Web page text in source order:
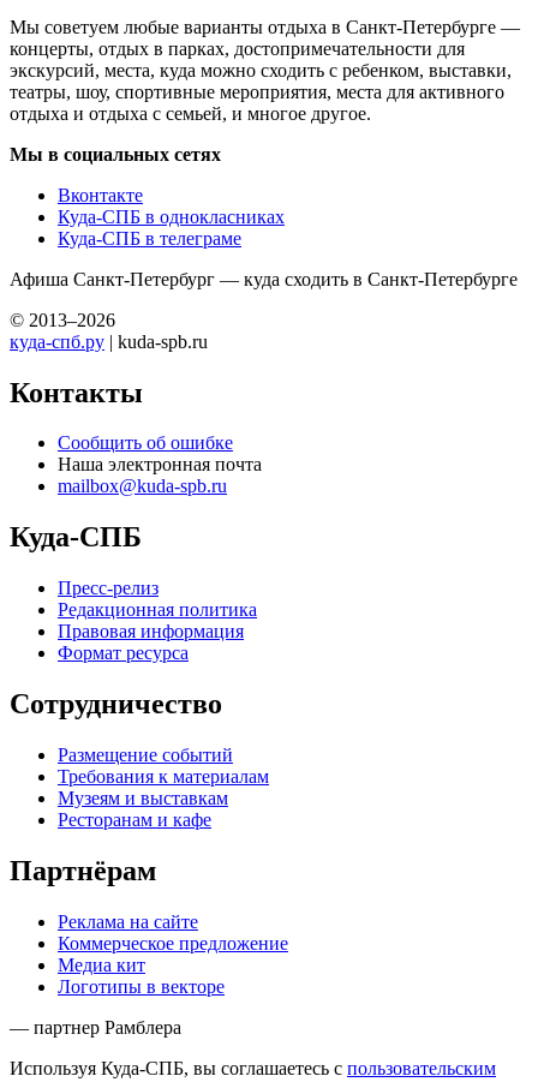
Мы советуем любые варианты отдыха в Санкт-Петербурге —
концерты, отдых в парках, достопримечательности для
экскурсий, места, куда можно сходить с ребенком, выставки,
театры, шоу, спортивные мероприятия, места для активного
отдыха и отдыха с семьей, и многое другое.
Мы в социальных сетях
Вконтакте
Куда-СПБ в однокласниках
Куда-СПБ в телеграме
Афиша Санкт-Петербург — куда сходить в Санкт-Петербурге
© 2013–2026
куда-спб.ру | kuda-spb.ru
Контакты
Сообщить об ошибке
Наша электронная почта
mailbox@kuda-spb.ru
Куда-СПБ
Пресс-релиз
Редакционная политика
Правовая информация
Формат ресурса
Сотрудничество
Размещение событий
Требования к материалам
Музеям и выставкам
Ресторанам и кафе
Партнёрам
Реклама на сайте
Коммерческое предложение
Медиа кит
Логотипы в векторе
— партнер Рамблера
Используя Куда-СПБ, вы соглашаетесь с пользовательским